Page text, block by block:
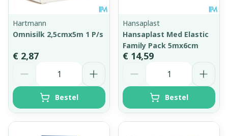
Hartmann
Omnisilk 2,5cmx5m 1 P/s
€ 2,87
Bestel
Hansaplast
Hansaplast Med Elastic
Family Pack 5mx6cm
€ 14,59
Bestel